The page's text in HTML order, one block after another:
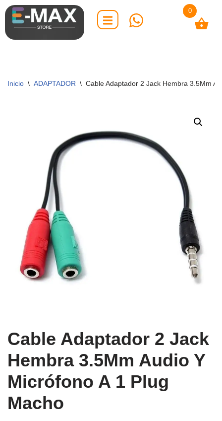
Saltar
al
Inicio \ ADAPTADOR \ Cable Adaptador 2 Jack Hembra 3.5Mm
Cable Adaptador 2 Jack
Hembra 3.5Mm Audio Y
Micrófono A 1 Plug
Macho
0